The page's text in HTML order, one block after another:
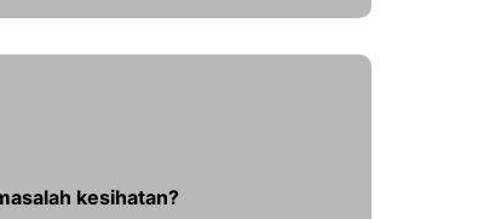
kesihatan?